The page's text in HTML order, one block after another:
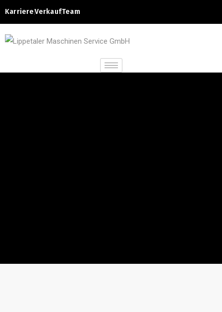
KarriereVerkaufTeam